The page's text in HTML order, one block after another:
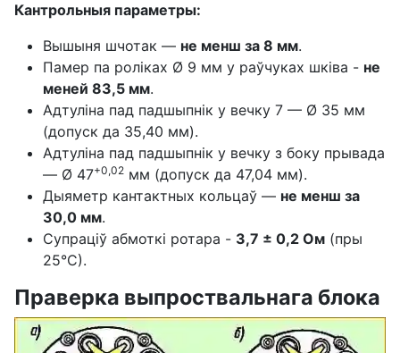
Кантрольныя параметры:
Вышыня шчотак — не менш за 8 мм.
Памер па роліках Ø 9 мм у раўчуках шківа - не
меней 83,5 мм.
Адтуліна пад падшыпнік у вечку 7 — Ø 35 мм
(допуск да 35,40 мм).
Адтуліна пад падшыпнік у вечку з боку прывада
— Ø 47+0,02 мм (допуск да 47,04 мм).
Дыяметр кантактных кольцаў — не менш за
30,0 мм.
Супраціў абмоткі ротара - 3,7 ± 0,2 Ом (пры
25°С).
Праверка выпроствальнага блока